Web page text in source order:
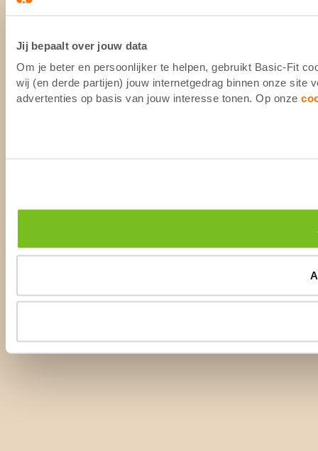
Jij bepaalt over jouw data
Om je beter en persoonlijker te helpen, gebruikt Basic-Fit
wij (en derde partijen) jouw internetgedrag binnen onze site
advertenties op basis van jouw interesse tonen. Op onze